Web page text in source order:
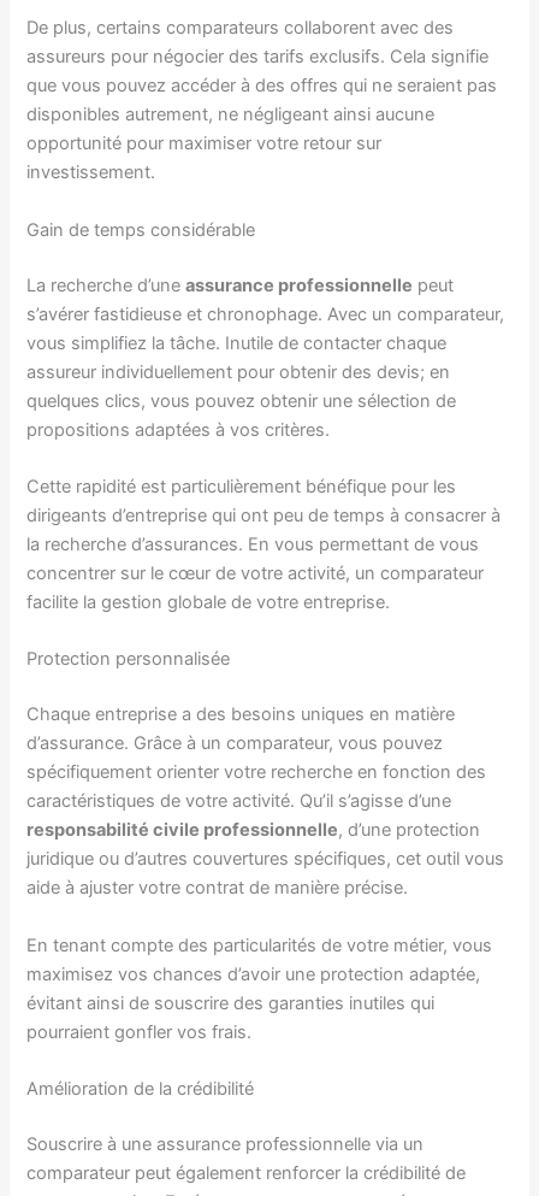
De plus, certains comparateurs collaborent avec des
assureurs pour négocier des tarifs exclusifs. Cela signifie
que vous pouvez accéder à des offres qui ne seraient pas
disponibles autrement, ne négligeant ainsi aucune
opportunité pour maximiser votre retour sur
investissement.
Gain de temps considérable
La recherche d’uneassurance professionnelle peut
s’avérer fastidieuse et chronophage. Avec un comparateur,
vous simplifiez la tâche. Inutile de contacter chaque
assureur individuellement pour obtenir des devis; en
quelques clics, vous pouvez obtenir une sélection de
propositions adaptées à vos critères.
Cette rapidité est particulièrement bénéfique pour les
dirigeants d’entreprise qui ont peu de temps à consacrer à
la recherche d’assurances. En vous permettant de vous
concentrer sur le cœur de votre activité, un comparateur
facilite la gestion globale de votre entreprise.
Protection personnalisée
Chaque entreprise a des besoins uniques en matière
d’assurance. Grâce à un comparateur, vous pouvez
spécifiquement orienter votre recherche en fonction des
caractéristiques de votre activité. Qu’il s’agisse d’une
responsabilité civile professionnelle, d’une protection
juridique ou d’autres couvertures spécifiques, cet outil vous
aide à ajuster votre contrat de manière précise.
En tenant compte des particularités de votre métier, vous
maximisez vos chances d’avoir une protection adaptée,
évitant ainsi de souscrire des garanties inutiles qui
pourraient gonfler vos frais.
Amélioration de la crédibilité
Souscrire à une assurance professionnelle via un
comparateur peut également renforcer la crédibilité de